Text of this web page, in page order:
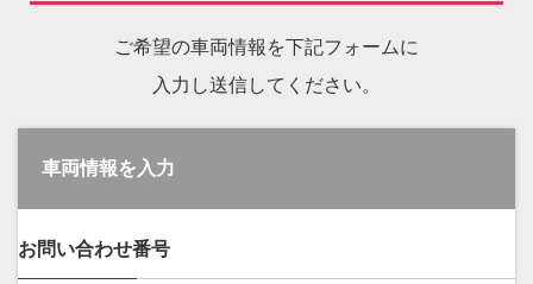
ご希望の車両情報を下記フォームに
入力し送信してください。
車両情報を入力
お問い合わせ番号